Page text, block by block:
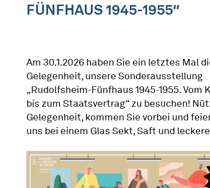
FÜNFHAUS 1945-1955″
Am 30.1.2026 haben Sie ein letztes Mal
Gelegenheit, unsere Sonderausstellung
„Rudolfsheim-Fünfhaus 1945-1955. Vom
bis zum Staatsvertrag“ zu besuchen!
Gelegenheit, kommen Sie vorbei und
uns bei einem Glas Sekt, Saft und